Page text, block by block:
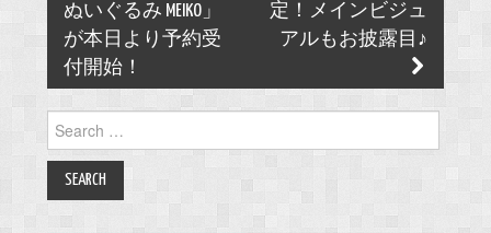
ぬいぐるみ MEIKO」
が本日より予約受
付開始！
定！メインビジュ
アルもお披露目♪
for: